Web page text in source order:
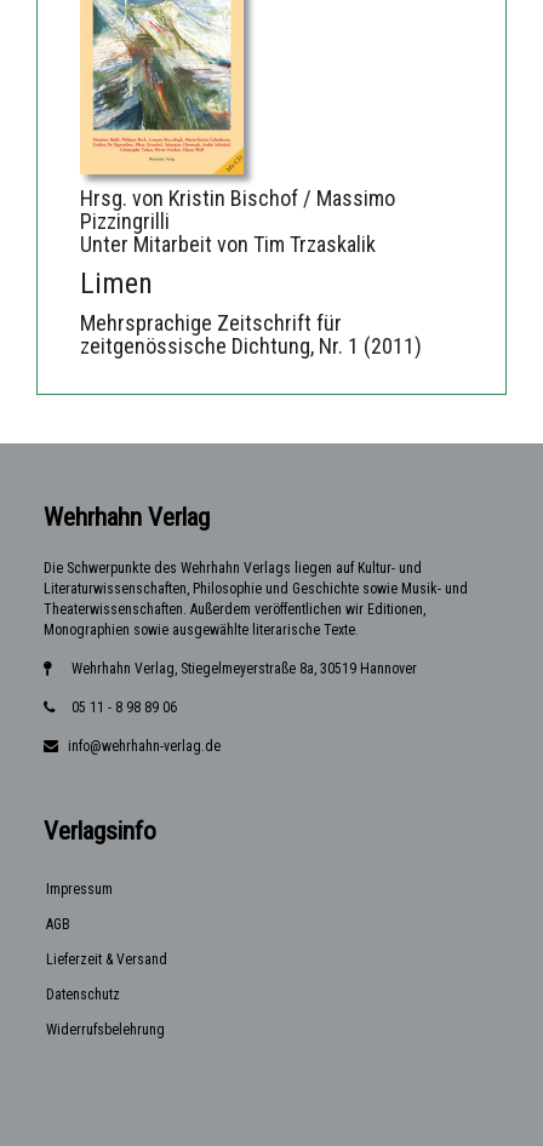
Hrsg. von Kristin Bischof / Massimo
Pizzingrilli
Unter Mitarbeit von Tim Trzaskalik
Limen
Mehrsprachige Zeitschrift für
zeitgenössische Dichtung, Nr. 1 (2011)
Wehrhahn Verlag
Die Schwerpunkte des Wehrhahn Verlags liegen auf Kultur- und
Literaturwissenschaften, Philosophie und Geschichte sowie Musik- und
Theaterwissenschaften. Außerdem veröffentlichen wir Editionen,
Monographien sowie ausgewählte literarische Texte.
Wehrhahn Verlag, Stiegelmeyerstraße 8a, 30519 Hannover
05 11 - 8 98 89 06
info@wehrhahn-verlag.de
Verlagsinfo
Impressum
AGB
Lieferzeit & Versand
Datenschutz
Widerrufsbelehrung